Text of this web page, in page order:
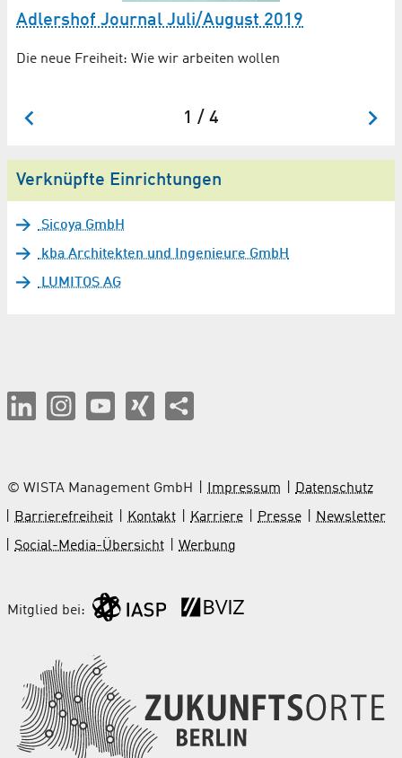
Adlershof Journal Juli/August 2019
Die neue Freiheit: Wie wir arbeiten wollen
1 / 4
Verknüpfte Einrichtungen
Sicoya GmbH
kba Architekten und Ingenieure GmbH
LUMITOS AG
© WISTA Management GmbH Impressum
Datenschutz
Barrierefreiheit
Kontakt Karriere Presse
Newsletter
Social-Media-Übersicht
Werbung
Mitglied bei: